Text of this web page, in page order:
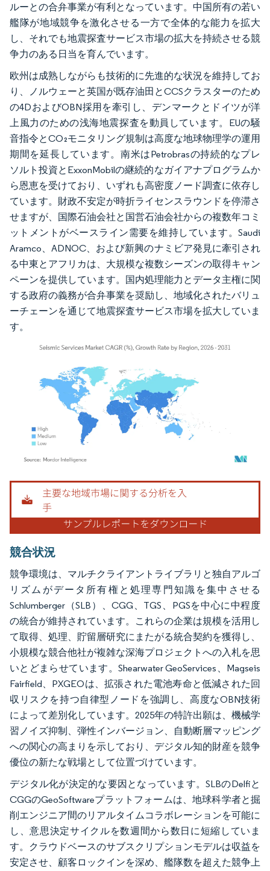
ルーとの合弁事業が有利となっています。中国所有の若い
艦隊が地域競争を激化させる一方で全体的な能力を拡大
し、それでも地震探査サービス市場の拡大を持続させる競
争力のある日当を育んでいます。
欧州は成熟しながらも技術的に先進的な状況を維持してお
り、ノルウェーと英国が既存油田とCCSクラスターのため
の4DおよびOBN採用を牽引し、デンマークとドイツが洋
上風力のための浅海地震探査を動員しています。EUの騒
音指令とCO₂モニタリング規制は高度な地球物理学の運用
期間を延長しています。南米はPetrobrasの持続的なプレ
ソルト投資とExxonMobilの継続的なガイアナプログラムか
ら恩恵を受けており、いずれも高密度ノード調査に依存し
ています。財政不安定が時折ライセンスラウンドを停滞さ
せますが、国際石油会社と国営石油会社からの複数年コミ
ットメントがベースライン需要を維持しています。Saudi
Aramco、ADNOC、および新興のナミビア発見に牽引され
る中東とアフリカは、大規模な複数シーズンの取得キャン
ペーンを提供しています。国内処理能力とデータ主権に関
する政府の義務が合弁事業を奨励し、地域化されたバリュ
ーチェーンを通じて地震探査サービス市場を拡大していま
す。
画像 © Mordor Intelligence。再利用にはCC BY 4.0の表示が必要です。
競合状況
競争環境は、マルチクライアントライブラリと独自アルゴ
リズムがデータ所有権と処理専門知識を集中させる
Schlumberger（SLB）、CGG、TGS、PGSを中心に中程度
の統合が維持されています。これらの企業は規模を活用し
て取得、処理、貯留層研究にまたがる統合契約を獲得し、
小規模な競合他社が複雑な深海プロジェクトへの入札を思
いとどまらせています。Shearwater GeoServices、Magseis
Fairfield、PXGEOは、拡張された電池寿命と低減された回
収リスクを持つ自律型ノードを強調し、高度なOBN技術
によって差別化しています。2025年の特許出願は、機械学
習ノイズ抑制、弾性インバージョン、自動断層マッピング
への関心の高まりを示しており、デジタル知的財産を競争
優位の新たな戦場として位置づけています。
デジタル化が決定的な要因となっています。SLBのDelfiと
CGGのGeoSoftwareプラットフォームは、地球科学者と掘
削エンジニア間のリアルタイムコラボレーションを可能に
し、意思決定サイクルを数週間から数日に短縮していま
す。クラウドベースのサブスクリプションモデルは収益を
安定させ、顧客ロックインを深め、艦隊数を超えた競争上